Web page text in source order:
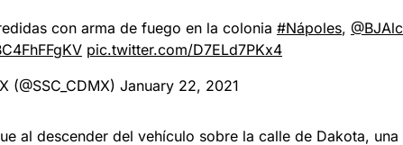
con arma de fuego en la colonia #Nápoles,
pic.twitter.com/D7ELd7PKx4
(@SSC_CDMX) January 22, 2021
al descender del vehículo sobre la calle de Dakota,